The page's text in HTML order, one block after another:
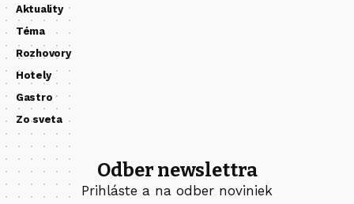
Aktuality
Téma
Rozhovory
Hotely
Gastro
Zo sveta
Odber newslettra
Prihláste a na odber noviniek